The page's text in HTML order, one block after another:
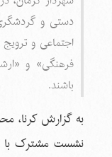
دستی و
اجتماعی و
فرهنگی» و
باشند.
به گزارش کرنا،
نشست مشترک با